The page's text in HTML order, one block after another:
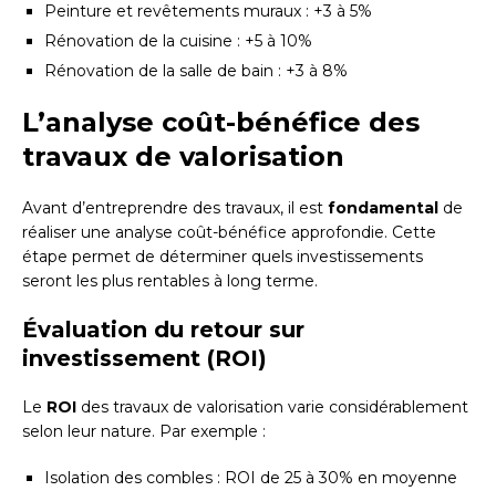
Peinture et revêtements muraux : +3 à 5%
Rénovation de la cuisine : +5 à 10%
Rénovation de la salle de bain : +3 à 8%
L’analyse coût-bénéfice des
travaux de valorisation
Avant d’entreprendre des travaux, il est fondamental de
réaliser une analyse coût-bénéfice approfondie. Cette
étape permet de déterminer quels investissements
seront les plus rentables à long terme.
Évaluation du retour sur
investissement (ROI)
Le ROI des travaux de valorisation varie considérablement
selon leur nature. Par exemple :
Isolation des combles : ROI de 25 à 30% en moyenne